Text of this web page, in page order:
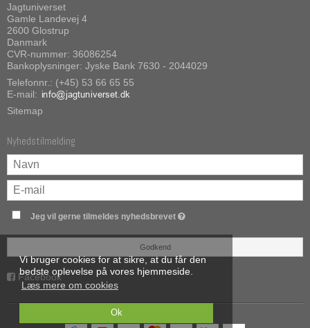
Vi bruger cookies for at sikre, at du får den
bedste oplevelse på vores hjemmeside.
Læs mere om cookies
Ok
Jagtuniverset
Gamle Landevej 4
2600 Glostrup
Danmark
CVR-nummer: 36086254
Bankoplysninger: Jyske Bank 7630 - 2044029
Telefonnr.: (+45) 53 66 65 55
E-mail:
Sitemap
Nyhedstilmelding
Jeg vil gerne tilmeldes nyhedsbrevet
Godkend
Facebook